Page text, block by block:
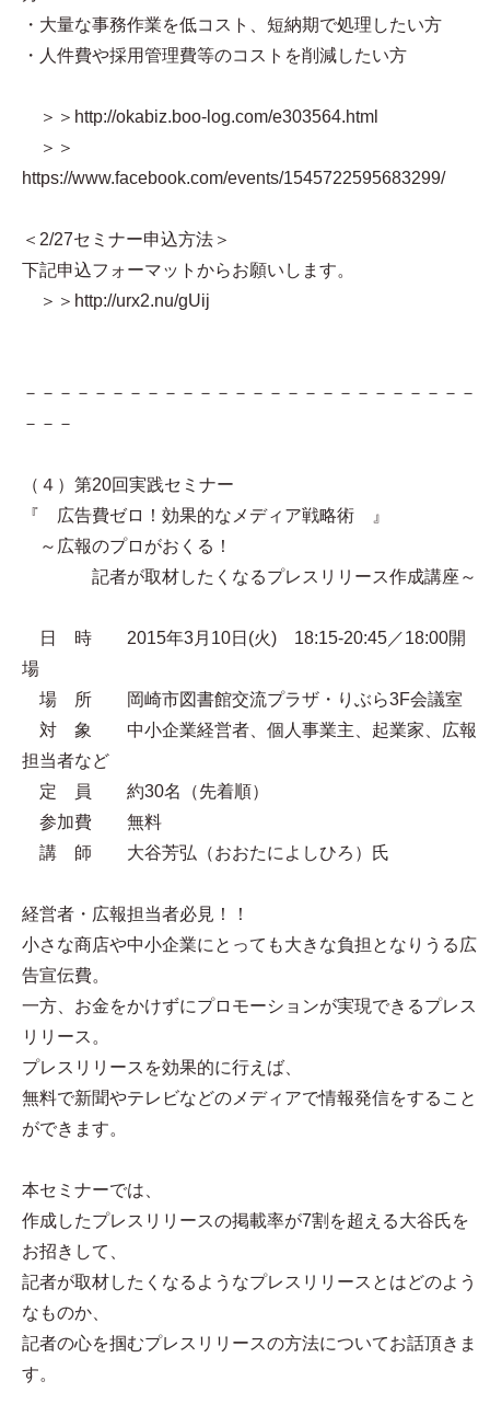
・大量な事務作業を低コスト、短納期で処理したい方
・人件費や採用管理費等のコストを削減したい方
＞＞http://okabiz.boo-log.com/e303564.html
＞＞
https://www.facebook.com/events/1545722595683299/
＜2/27セミナー申込方法＞
下記申込フォーマットからお願いします。
＞＞http://urx2.nu/gUij
－－－－－－－－－－－－－－－－－－－－－－－－－－
－－－
（４）第20回実践セミナー
『 広告費ゼロ！効果的なメディア戦略術 』
～広報のプロがおくる！
記者が取材したくなるプレスリリース作成講座～
日 時 2015年3月10日(火) 18:15-20:45／18:00開
場
場 所 岡崎市図書館交流プラザ・りぶら3F会議室
対 象 中小企業経営者、個人事業主、起業家、広報
担当者など
定 員 約30名（先着順）
参加費 無料
講 師 大谷芳弘（おおたによしひろ）氏
経営者・広報担当者必見！！
小さな商店や中小企業にとっても大きな負担となりうる広
告宣伝費。
一方、お金をかけずにプロモーションが実現できるプレス
リリース。
プレスリリースを効果的に行えば、
無料で新聞やテレビなどのメディアで情報発信をすること
ができます。
本セミナーでは、
作成したプレスリリースの掲載率が7割を超える大谷氏を
お招きして、
記者が取材したくなるようなプレスリリースとはどのよう
なものか、
記者の心を掴むプレスリリースの方法についてお話頂きま
す。